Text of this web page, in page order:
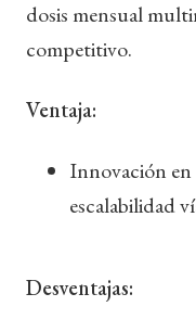
dosis mensual
competitivo.
Ventaja:
Innovación en
escalabilidad
Desventajas: